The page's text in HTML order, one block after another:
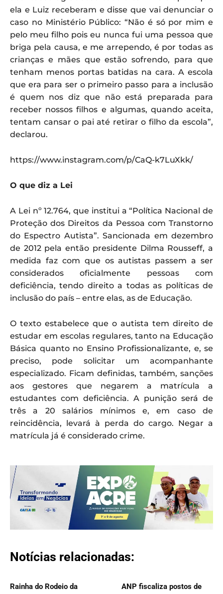
ela e Luiz receberam e disse que vai denunciar o
caso no Ministério Público: “Não é só por mim e
pelo meu filho pois eu nunca fui uma pessoa que
briga pela causa, e me arrependo, é por todas as
crianças e mães que estão sofrendo, para que
tenham menos portas batidas na cara. A escola
que era para ser o primeiro passo para a inclusão
é quem nos diz que não está preparada para
receber nossos filhos e algumas, quando aceita,
tentam cansar o pai até retirar o filho da escola”,
declarou.
https://www.instagram.com/p/CaQ-k7LuXkk/
O que diz a Lei
A Lei nº 12.764, que institui a “Política Nacional de
Proteção dos Direitos da Pessoa com Transtorno
do Espectro Autista”. Sancionada em dezembro
de 2012 pela então presidente Dilma Rousseff, a
medida faz com que os autistas passem a ser
considerados oficialmente pessoas com
deficiência, tendo direito a todas as políticas de
inclusão do país – entre elas, as de Educação.
O texto estabelece que o autista tem direito de
estudar em escolas regulares, tanto na Educação
Básica quanto no Ensino Profissionalizante, e, se
preciso, pode solicitar um acompanhante
especializado. Ficam definidas, também, sanções
aos gestores que negarem a matrícula a
estudantes com deficiência. A punição será de
três a 20 salários mínimos e, em caso de
reincidência, levará à perda do cargo. Negar a
matrícula já é considerado crime.
Notícias relacionadas:
Rainha do Rodeio da
ANP fiscaliza postos de